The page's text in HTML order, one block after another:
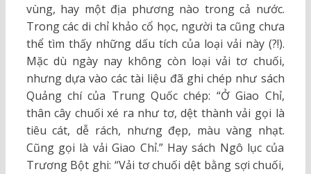
vùng, hay một địa phương nào trong cả nước.
Trong các di chỉ khảo cổ học, người ta cũng chưa
thể tìm thấy những dấu tích của loại vải này (?!).
Mặc dù ngày nay không còn loại vải tơ chuối,
nhưng dựa vào các tài liệu đã ghi chép như sách
Quảng chí của Trung Quốc chép: “Ở Giao Chỉ,
thân cây chuối xé ra như tơ, dệt thành vải gọi là
tiêu cát, dễ rách, nhưng đẹp, màu vàng nhạt.
Cũng gọi là vải Giao Chỉ.” Hay sách Ngô lục của
Trương Bột ghi: “Vải tơ chuối dệt bằng sợi chuối,